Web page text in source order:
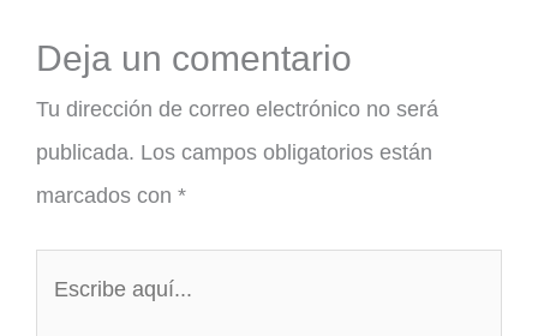
Deja un comentario
Tu dirección de correo electrónico no será
publicada. Los campos obligatorios están
marcados con *